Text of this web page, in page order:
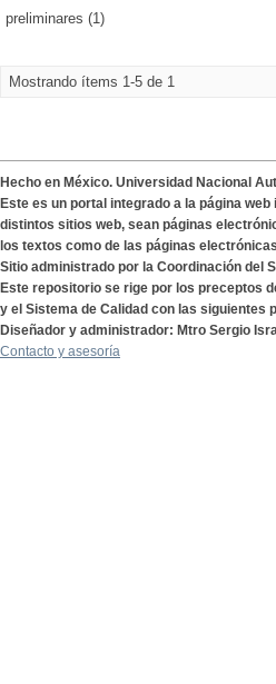
preliminares (1)
Mostrando ítems 1-5 de 1
Hecho en México. Universidad Nacional
Este es un portal integrado a la página
distintos sitios web, sean páginas
los textos como de las páginas
Sitio administrado por la Coordinación del
Este repositorio se rige por los preceptos
y el Sistema de Calidad con las siguientes
Diseñador y administrador: Mtro Sergio
Contacto y asesoría